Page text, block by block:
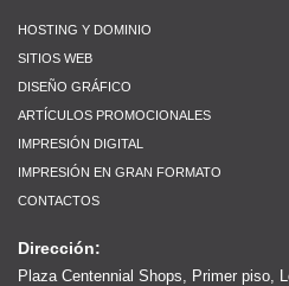
HOSTING Y DOMINIO
SITIOS WEB
DISEÑO GRÁFICO
ARTÍCULOS PROMOCIONALES
IMPRESIÓN DIGITAL
IMPRESIÓN EN GRAN FORMATO
CONTACTOS
Dirección:
Plaza Centennial Shops, Primer piso,